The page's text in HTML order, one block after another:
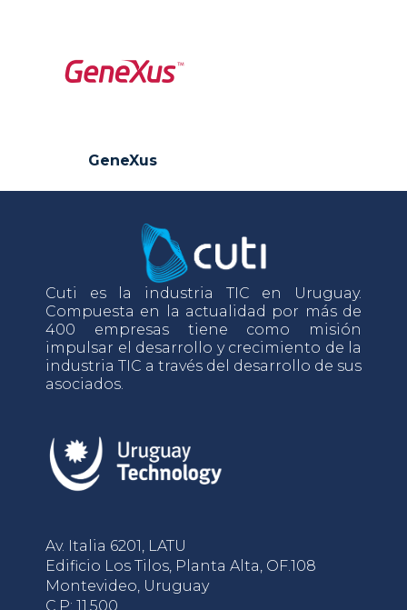
GeneXus
Cuti es la industria TIC en Uruguay.
Compuesta en la actualidad por más de
400 empresas tiene como misión
impulsar el desarrollo y crecimiento de la
industria TIC a través del desarrollo de sus
asociados.
Av. Italia 6201, LATU
Edificio Los Tilos, Planta Alta, OF.108
Montevideo, Uruguay
C.P: 11.500